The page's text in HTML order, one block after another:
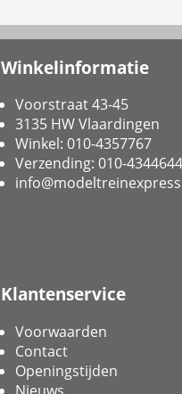
Winkelinformatie
Voorstraat 43-45
3135 HW Vlaardingen
Winkel: 010-4357767
Verzending: 010-4344644
Klantenservice
Voorwaarden
Contact
Openingstijden